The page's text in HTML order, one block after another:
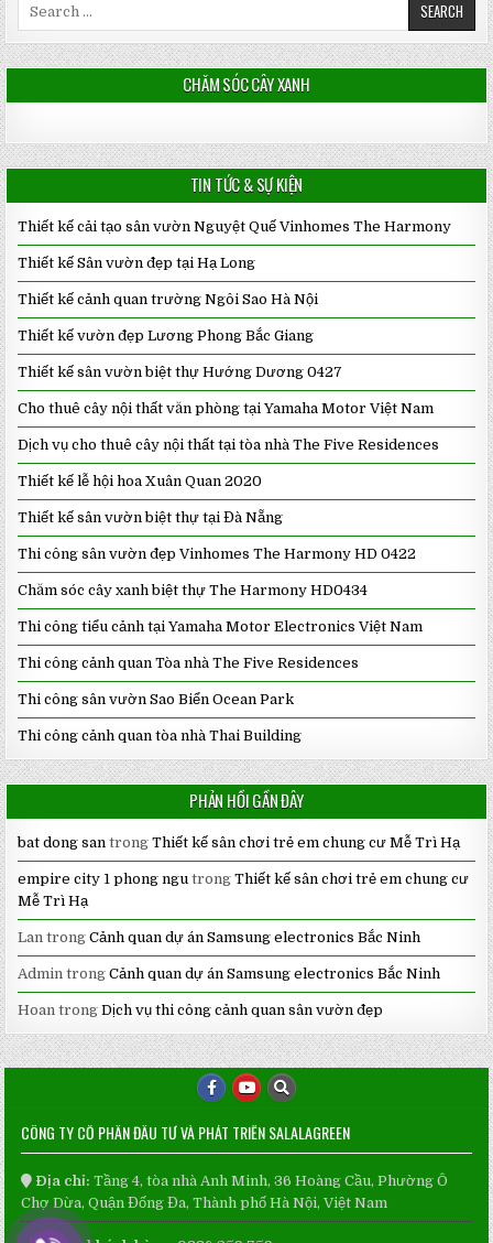
CHĂM SÓC CÂY XANH
TIN TỨC & SỰ KIỆN
Thiết kế cải tạo sân vườn Nguyệt Quế Vinhomes The Harmony
Thiết kế Sân vườn đẹp tại Hạ Long
Thiết kế cảnh quan trường Ngôi Sao Hà Nội
Thiết kế vườn đẹp Lương Phong Bắc Giang
Thiết kế sân vườn biệt thự Hướng Dương 0427
Cho thuê cây nội thất văn phòng tại Yamaha Motor Việt Nam
Dịch vụ cho thuê cây nội thất tại tòa nhà The Five Residences
Thiết kế lễ hội hoa Xuân Quan 2020
Thiết kế sân vườn biệt thự tại Đà Nẵng
Thi công sân vườn đẹp Vinhomes The Harmony HD 0422
Chăm sóc cây xanh biệt thự The Harmony HD0434
Thi công tiểu cảnh tại Yamaha Motor Electronics Việt Nam
Thi công cảnh quan Tòa nhà The Five Residences
Thi công sân vườn Sao Biển Ocean Park
Thi công cảnh quan tòa nhà Thai Building
PHẢN HỒI GẦN ĐÂY
bat dong san trongThiết kế sân chơi trẻ em chung cư Mễ Trì Hạ
empire city 1 phong ngu trongThiết kế sân chơi trẻ em chung cư
Mễ Trì Hạ
Lan trongCảnh quan dự án Samsung electronics Bắc Ninh
Admin trongCảnh quan dự án Samsung electronics Bắc Ninh
Hoan trongDịch vụ thi công cảnh quan sân vườn đẹp
CÔNG TY CỔ PHẦN ĐẦU TƯ VÀ PHÁT TRIỂN SALALAGREEN
Địa chỉ: Tầng 4, tòa nhà Anh Minh, 36 Hoàng Cầu, Phường Ô
Chợ Dừa, Quận Đống Đa, Thành phố Hà Nội, Việt Nam